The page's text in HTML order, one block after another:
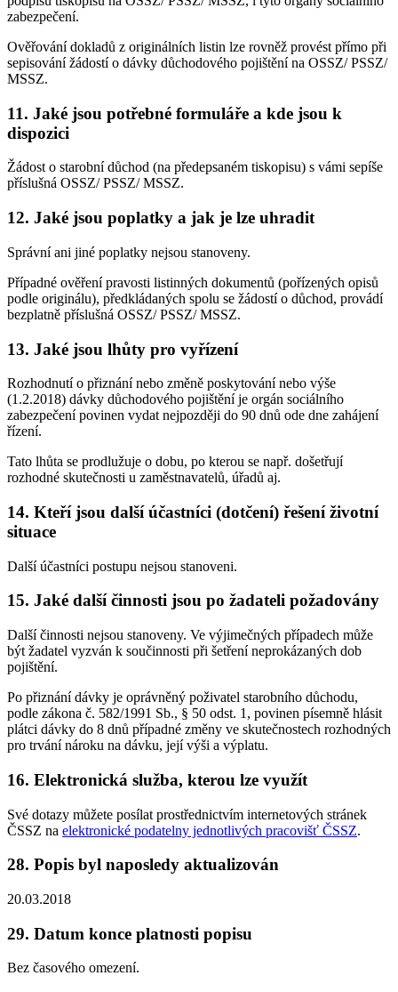
zabezpečení.
Ověřování dokladů z originálních listin lze rovněž provést přímo při
sepisování žádostí o dávky důchodového pojištění na OSSZ/ PSSZ/
MSSZ.
11. Jaké jsou potřebné formuláře a kde jsou k
dispozici
Žádost o starobní důchod (na předepsaném tiskopisu) s vámi sepíše
příslušná OSSZ/ PSSZ/ MSSZ.
12. Jaké jsou poplatky a jak je lze uhradit
Správní ani jiné poplatky nejsou stanoveny.
Případné ověření pravosti listinných dokumentů (pořízených opisů
podle originálu), předkládaných spolu se žádostí o důchod, provádí
bezplatně příslušná OSSZ/ PSSZ/ MSSZ.
13. Jaké jsou lhůty pro vyřízení
Rozhodnutí o přiznání nebo změně poskytování nebo výše
(1.2.2018) dávky důchodového pojištění je orgán sociálního
zabezpečení povinen vydat nejpozději do 90 dnů ode dne zahájení
řízení.
Tato lhůta se prodlužuje o dobu, po kterou se např. došetřují
rozhodné skutečnosti u zaměstnavatelů, úřadů aj.
14. Kteří jsou další účastníci (dotčení) řešení životní
situace
Další účastníci postupu nejsou stanoveni.
15. Jaké další činnosti jsou po žadateli požadovány
Další činnosti nejsou stanoveny. Ve výjimečných případech může
být žadatel vyzván k součinnosti při šetření neprokázaných dob
pojištění.
Po přiznání dávky je oprávněný poživatel starobního důchodu,
podle zákona č. 582/1991 Sb., § 50 odst. 1, povinen písemně hlásit
plátci dávky do 8 dnů případné změny ve skutečnostech rozhodných
pro trvání nároku na dávku, její výši a výplatu.
16. Elektronická služba, kterou lze využít
Své dotazy můžete posílat prostřednictvím internetových stránek
ČSSZ na elektronické podatelny jednotlivých pracovišť ČSSZ.
28. Popis byl naposledy aktualizován
20.03.2018
29. Datum konce platnosti popisu
Bez časového omezení.